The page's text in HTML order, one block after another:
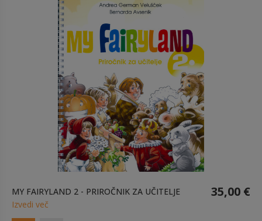
MY FAIRYLAND 2 - PRIROČNIK ZA UČITELJE 35,00 €
Izvedi več